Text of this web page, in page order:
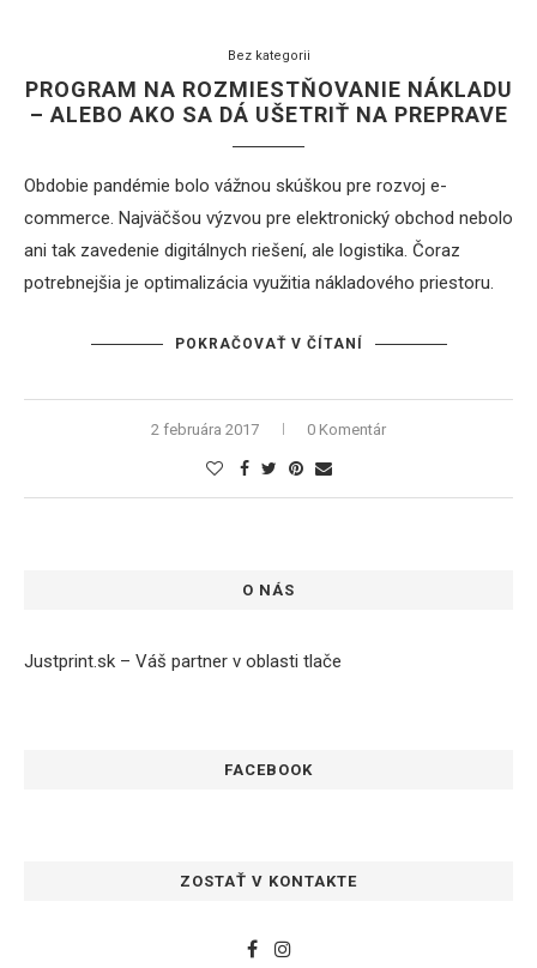
Bez kategorii
PROGRAM NA ROZMIESTŇOVANIE NÁKLADU
– ALEBO AKO SA DÁ UŠETRIŤ NA PREPRAVE
Obdobie pandémie bolo vážnou skúškou pre rozvoj e-
commerce. Najväčšou výzvou pre elektronický obchod nebolo
ani tak zavedenie digitálnych riešení, ale logistika. Čoraz
potrebnejšia je optimalizácia využitia nákladového priestoru.
POKRAČOVAŤ V ČÍTANÍ
2 februára 2017 0 Komentár
O NÁS
Justprint.sk – Váš partner v oblasti tlače
FACEBOOK
ZOSTAŤ V KONTAKTE